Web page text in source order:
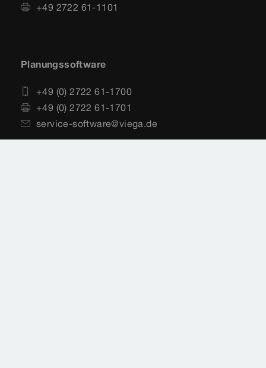
+49 2722 61-1101
Planungssoftware
+49 (0) 2722 61-1700
+49 (0) 2722 61-1701
service-software@viega.de